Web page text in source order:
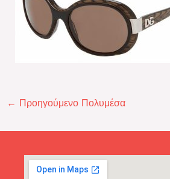
← Προηγούμενο Πολυμέσα